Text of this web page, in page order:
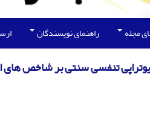
مجله راهنمای نویسندگان
تنفسی سنتی بر شاخص